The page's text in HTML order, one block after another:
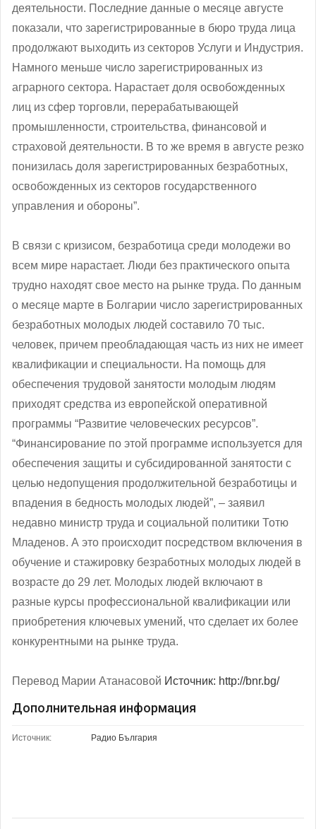
деятельности. Последние данные о месяце августе
показали, что зарегистрированные в бюро труда лица
продолжают выходить из секторов Услуги и Индустрия.
Намного меньше число зарегистрированных из
аграрного сектора. Нарастает доля освобожденных
лиц из сфер торговли, перерабатывающей
промышленности, строительства, финансовой и
страховой деятельности. В то же время в августе резко
понизилась доля зарегистрированных безработных,
освобожденных из секторов государственного
управления и обороны”.
В связи с кризисом, безработица среди молодежи во
всем мире нарастает. Люди без практического опыта
трудно находят свое место на рынке труда. По данным
о месяце марте в Болгарии число зарегистрированных
безработных молодых людей составило 70 тыс.
человек, причем преобладающая часть из них не имеет
квалификации и специальности. На помощь для
обеспечения трудовой занятости молодым людям
приходят средства из европейской оперативной
программы “Развитие человеческих ресурсов”.
“Финансирование по этой программе используется для
обеспечения защиты и субсидированной занятости с
целью недопущения продолжительной безработицы и
впадения в бедность молодых людей”, ‒ заявил
недавно министр труда и социальной политики Тотю
Младенов. А это происходит посредством включения в
обучение и стажировку безработных молодых людей в
возрасте до 29 лет. Молодых людей включают в
разные курсы профессиональной квалификации или
приобретения ключевых умений, что сделает их более
конкурентными на рынке труда.
Перевод Марии Атанасовой Источник: http://bnr.bg/
Дополнительная информация
Источник: Радио България